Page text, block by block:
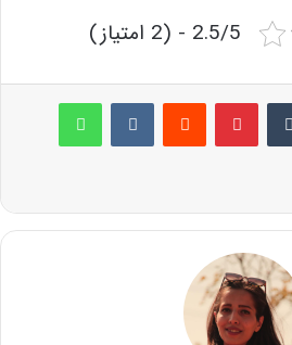
2.5/5 - (2 امتیاز)
‫تامبلر پینترست‫رددیت ‫VKontakteواتس آپ